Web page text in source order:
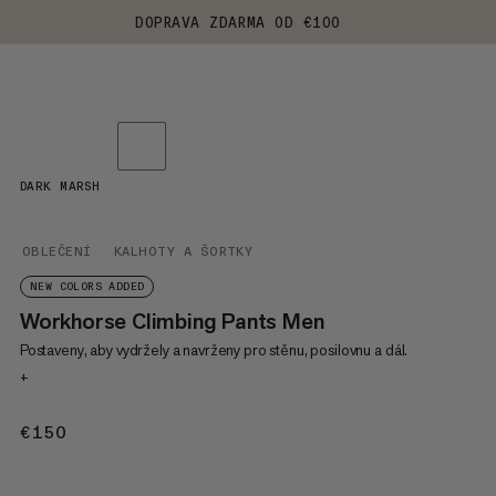
DOPRAVA ZDARMA OD €100
OBLEČENÍ KALHOTY A ŠORTKY
NEW COLORS ADDED
Workhorse Climbing Pants Men
Postaveny, aby vydržely a navrženy pro stěnu, posilovnu a dál.
+
€150
DARK MARSH